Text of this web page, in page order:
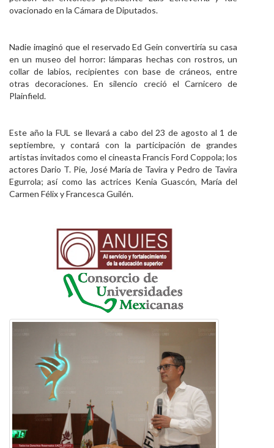
ovacionado en la Cámara de Diputados.
Nadie imaginó que el reservado Ed Gein convertiría su casa
en un museo del horror: lámparas hechas con rostros, un
collar de labios, recipientes con base de cráneos, entre
otras decoraciones. En silencio creció el Carnicero de
Plainfield.
Este año la FUL se llevará a cabo del 23 de agosto al 1 de
septiembre, y contará con la participación de grandes
artistas invitados como el cineasta Francis Ford Coppola; los
actores Dario T. Pie, José María de Tavira y Pedro de Tavira
Egurrola; así como las actrices Kenia Guascón, María del
Carmen Félix y Francesca Guilén.